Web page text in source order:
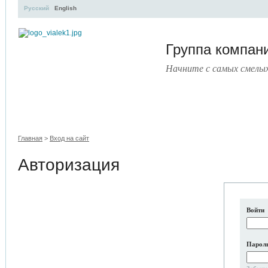
Группа
Начните с самых
Русский English
Главная > Вход на сайт
Авторизация
Войти